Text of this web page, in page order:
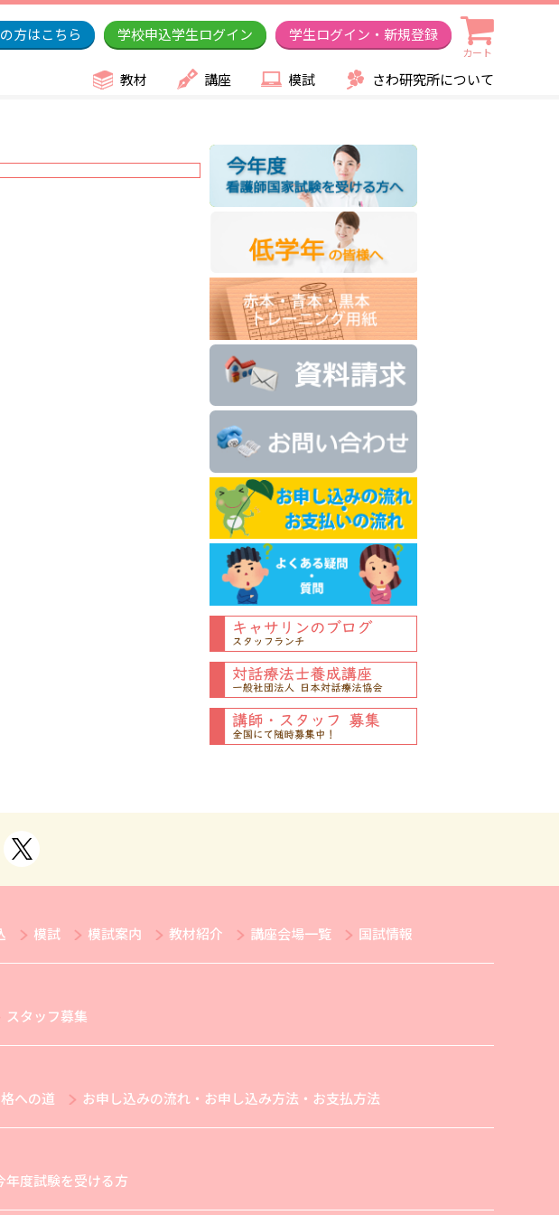
方はこちら 学校申込学生ログイン 学生ログイン・新規登録
カート
教材 講座 模試 さわ研究所について
模試 模試案内 教材紹介 講座会場一覧 国試情報
スタッフ募集
への道
お申し込みの流れ・お申し込み方法・お支払方法
年度試験を受ける方